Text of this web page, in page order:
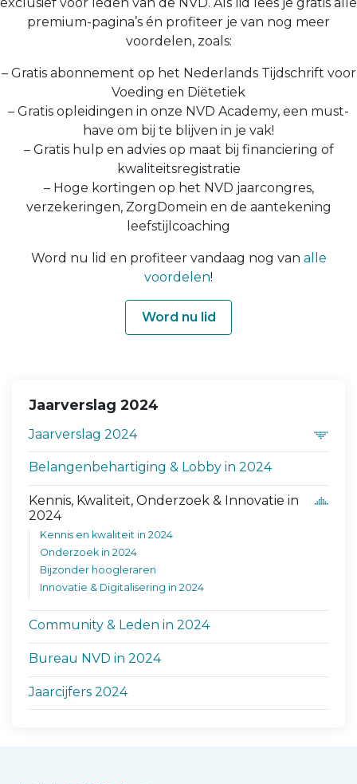
premium-pagina’s én profiteer je van nog meer
voordelen, zoals:
– Gratis abonnement op het Nederlands Tijdschrift voor
Voeding en Diëtetiek
– Gratis opleidingen in onze NVD Academy, een must-
have om bij te blijven in je vak!
– Gratis hulp en advies op maat bij financiering of
kwaliteitsregistratie
– Hoge kortingen op het NVD jaarcongres,
verzekeringen, ZorgDomein en de aantekening
leefstijlcoaching
Word nu lid en profiteer vandaag nog van alle
voordelen!
Word nu lid
Jaarverslag 2024
Jaarverslag 2024
Belangenbehartiging & Lobby in 2024
Kennis, Kwaliteit, Onderzoek & Innovatie in
2024
Kennis en kwaliteit in 2024
Onderzoek in 2024
Bijzonder hoogleraren
Innovatie & Digitalisering in 2024
Community & Leden in 2024
Bureau NVD in 2024
Jaarcijfers 2024